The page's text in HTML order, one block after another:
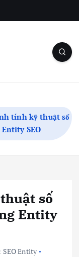
tính kỹ thuật số
SEO
số
Entity
SEO Entity